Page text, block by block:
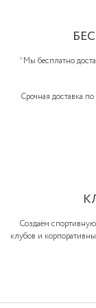
*Мы бесплатно
Срочная доставка
Создаём
клубов и